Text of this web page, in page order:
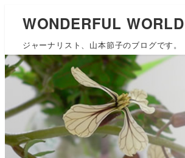
WONDERFUL WORLD
ジャーナリスト、山本節子のブログです。